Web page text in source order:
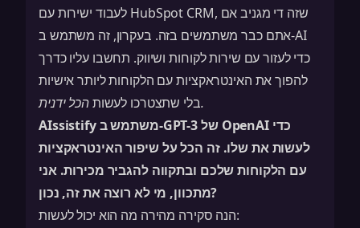
לעבוד ישירות עם HubSpot CRM, שזה די מגניב אם
אתם כבר משתמשים בזה. בעקרון, זה משתמש ב-AI
כדי לעזור עם שירות לקוחות ושיווק. תחשבו עליו כדרך
להפוך את האינטראקציות עם הלקוחות ליותר אישיות
בלי שתצטרכו לעשותהכל
ידנית.
AIssistify משתמש ב-GPT-3 של OpenAI כדי
לעשות את שלו. זה הכל על שיפור האינטראקציות
עם הלקוחות שלכם ובתקווה להגביר מכירות. אני
מתכוון, מי לא רוצה את זה, נכון?
הנה סקירה מהירה מה הוא יכול לעשות: